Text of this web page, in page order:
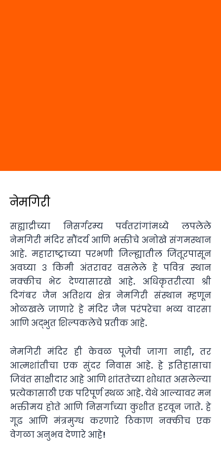
नेमगिरी
सह्याद्रीच्या निसर्गरम्य पर्वतरांगांमध्ये लपलेले
नेमगिरी मंदिर सौंदर्य आणि भक्तीचे अनोखे संगमस्थान
आहे. महाराष्ट्राच्या परभणी जिल्ह्यातील जिंतूरपासून
अवघ्या ३ किमी अंतरावर वसलेले हे पवित्र स्थान
नक्कीच भेट देण्यासारखे आहे. अधिकृतरीत्या श्री
दिगंबर जैन अतिशय क्षेत्र नेमगिरी संस्थान म्हणून
ओळखले जाणारे हे मंदिर जैन परंपरेचा भव्य वारसा
आणि अद्भुत शिल्पकलेचे प्रतीक आहे.
नेमगिरी मंदिर ही केवळ पूजेची जागा नाही, तर
आत्मशांतीचा एक सुंदर निवास आहे. हे इतिहासाचा
जिवंत साक्षीदार आहे आणि शांततेच्या शोधात असलेल्या
प्रत्येकासाठी एक परिपूर्ण स्थळ आहे. येथे आल्यावर मन
भक्तीमय होते आणि निसर्गाच्या कुशीत हरवून जाते. हे
गूढ आणि मंत्रमुग्ध करणारे ठिकाण नक्कीच एक
वेगळा अनुभव देणारे आहे!